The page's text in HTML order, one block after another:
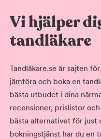
Vi hjälper
tandläkare
Tandläkare.se är sajten
jämföra och boka en
bästa utbudet i dina
recensioner, prislistor
bästa alternativet för just
bokningstjänst har du en